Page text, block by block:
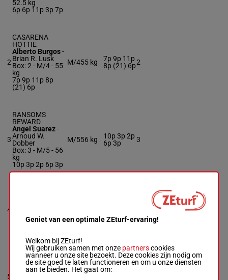
52.5 kg
6p 6p 11p 3p 7p
2
CASARENA
HOTTIE
Alberto Burgos-
Brian R. Lusk
Box: 2 - M/4 - 55
kg
7p 9p 11p 8p
(21) 6p
M/455 kg
7p 9p 11p
8p (21) 6p2
3
RANSOMS
REWARD
Angel Suarez-
Arnoud W.
Dobber
Box: 3 - M/5 - 56
kg
10p 3p 2p 6p 3p
M/556 kg
10p 3p 2p
6p 3p
3
4
54.5 kg
5
REDZILLA
Samuel Marin-
Jennifer
54.5
9p 9p 9p
Geniet van een optimale ZEturf-ervaring!
Welkom bij ZEturf!
Wij gebruiken samen met onze partnerscookies
wanneer u onze site bezoekt. Deze cookies zijn nodig om
de site goed te laten functioneren en om u onze diensten
aan te bieden. Het gaat om: